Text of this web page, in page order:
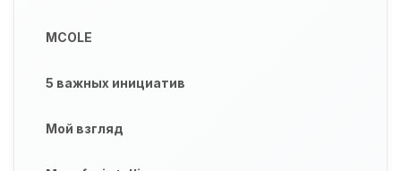
MCOLE
5 важных инициатив
Мой взгляд